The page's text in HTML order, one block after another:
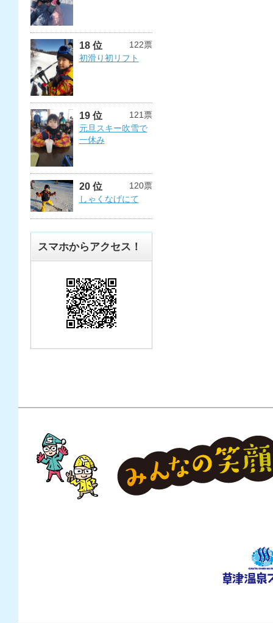
18 位
122票
初滑り初リフト
19 位
121票
元旦スキー吹雪で
一休み
20 位
120票
しゃくなげにて
スマホからアクセス！